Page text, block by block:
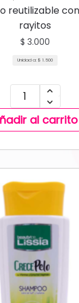
reutilizable
rayitos
$ 3.000
Unidad a: $ 1.500
al carrito